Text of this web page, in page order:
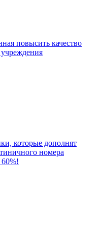
повысить качество
которые дополнят
номера